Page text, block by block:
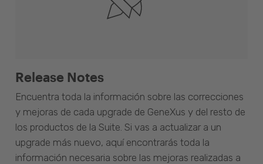
Release Notes
Encuentra toda la información sobre las correcciones
y mejoras de cada upgrade de GeneXus y del resto de
los productos de la Suite. Si vas a actualizar a un
upgrade más nuevo, aquí encontrarás toda la
información necesaria sobre las mejoras realizadas a